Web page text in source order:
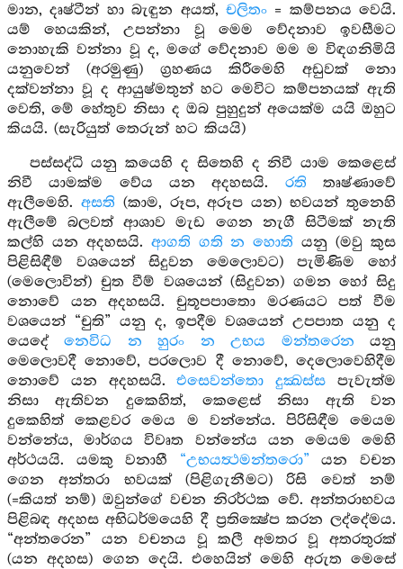
මාන, දෘෂ්ටීන් හා බැඳුන අයත්, චලිතං= කම්පනය වෙයි.
යම් හෙයකින්, උපන්නා වූ මෙම වේදනාව ඉවසීමට
නොහැකි වන්නා වූ ද, මගේ වේදනාව මම ම විඳගනිමියි
යනුවෙන් (අරමුණු) ග්‍රහණය කිරීමෙහි අඩුවක් නො
දක්වන්නා වූ ද ආයුෂ්මතුන් හට මෙවිට කම්පනයක් ඇති
වෙති, මේ හේතුව නිසා ද ඔබ පුහුදුන් අයෙක්ම යයි ඔහුට
කියයි. (සැරියුත් තෙරුන් හට කියයි)
පස්සද්ධි යනු කයෙහි ද සිතෙහි ද නිවී යාම කෙළෙස්
නිවී යාමක්ම වේය යන අදහසයි. රති තෘෂ්ණාවේ
ඇලීමෙහි. අසති (කාම, රූප, අරූප යන) භවයන් තුනෙහි
ඇලීමේ බලවත් ආශාව මැඩ ගෙන නැගී සිටීමක් නැති
කල්හි යන අදහසයි. ආගති ගති න හොති යනු (මවු කුස
පිළිසිඳීම් වශයෙන් සිදුවන මෙලොවට) පැමිණිම හෝ
(මෙලොවින්) චුත වීම් වශයෙන් (සිදුවන) ගමන හෝ සිදු
නොවේ යන අදහසයි. චුතූපපාතො මරණයට පත් වීම
වශයෙන් “චුති” යනු ද, ඉපදීම වශයෙන් උපපාත යනු ද
යෙදේනෙවිධ න හුරං න උභය මන්තරෙන යනු
මෙලොවදී නොවේ, පරලොව දී නොවේ, දෙලොවෙහිදීම
නොවේ යන අදහසයි.එසෙවන්තො දුක්‍ඛස්ස පැවැත්ම
නිසා ඇතිවන දුකෙහිත්, කෙළෙස් නිසා ඇති වන
දුකෙහිත් කෙළවර මෙය ම වන්නේය. පිරිසිඳීම මෙයම
වන්නේය, මාර්ගය විවෘත වන්නේය යන මෙයම මෙහි
අර්ථයයි. යමකු වනාහී “උභයත්‍ථමන්තරො” යන වචන
ගෙන අන්තරා භවයක් (පිළිගැනීමට) රිසි වෙත් නම්
(=කියත් නම්) ඔවුන්ගේ වචන නිරර්ථක වේ. අන්තරාභවය
පිළිබඳ අදහස අභිධර්මයෙහි දී ප්‍රතික්‍ෂේප කරන ලද්දේමය.
“අන්තරෙන” යන වචනය වූ කලී අමතර වූ අතරතුරක්
(යන අදහස) ගෙන දෙයි. එහෙයින් මෙහි අරුත මෙසේ